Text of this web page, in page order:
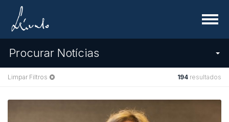
Menu
Procurar Notícias
Limpar Filtros 194 resultados